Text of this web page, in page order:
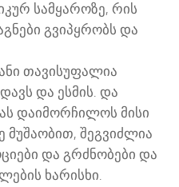
სამყაროზე, რის
გვიპყრობს და
თავისუფალია
და ესმის. და
დაიმორჩილოს მისი
მუშაობით, შეგვიძლია
და გრძნობები და
ხარისხი.